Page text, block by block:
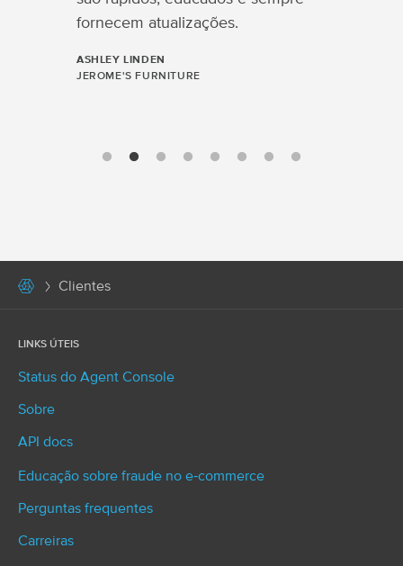
fornecem atualizações.
ASHLEY LINDEN
JEROME'S FURNITURE
Clientes
LINKS ÚTEIS
Status do Agent Console
Sobre
API docs
Educação sobre fraude no e‑commerce
Perguntas frequentes
Carreiras